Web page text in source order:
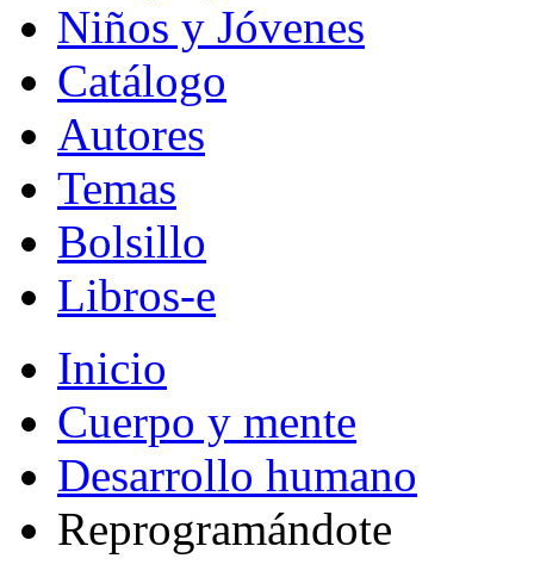
Niños y Jóvenes
Catálogo
Autores
Temas
Bolsillo
Libros-e
Inicio
Cuerpo y mente
Desarrollo humano
Reprogramándote